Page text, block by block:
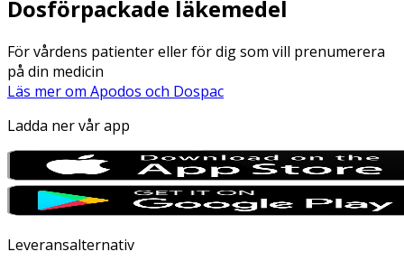
Dosförpackade läkemedel
För vårdens patienter eller för dig som vill prenumerera
på din medicin
Läs mer om Apodos och Dospac
Ladda ner vår app
Leveransalternativ